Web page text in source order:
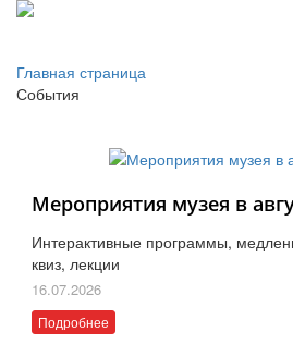
Главная страница
События
Мероприятия музея в
Интерактивные программы,
квиз, лекции
16.07.2026
Подробнее